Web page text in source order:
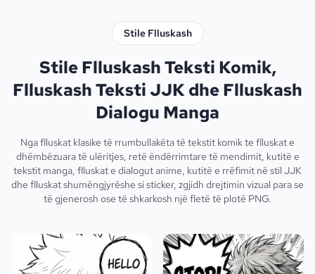
Stile Flluskash
Stile Flluskash Teksti Komik,
Flluskash Teksti JJK dhe Flluskash
Dialogu Manga
Nga flluskat klasike të rrumbullakëta të tekstit komik te flluskat e
dhëmbëzuara të ulëritjes, retë ëndërrimtare të mendimit, kutitë e
tekstit manga, flluskat e dialogut anime, kutitë e rrëfimit në stil JJK
dhe flluskat shumëngjyrëshe si sticker, zgjidh drejtimin vizual para se
të gjenerosh ose të shkarkosh një fletë të plotë PNG.